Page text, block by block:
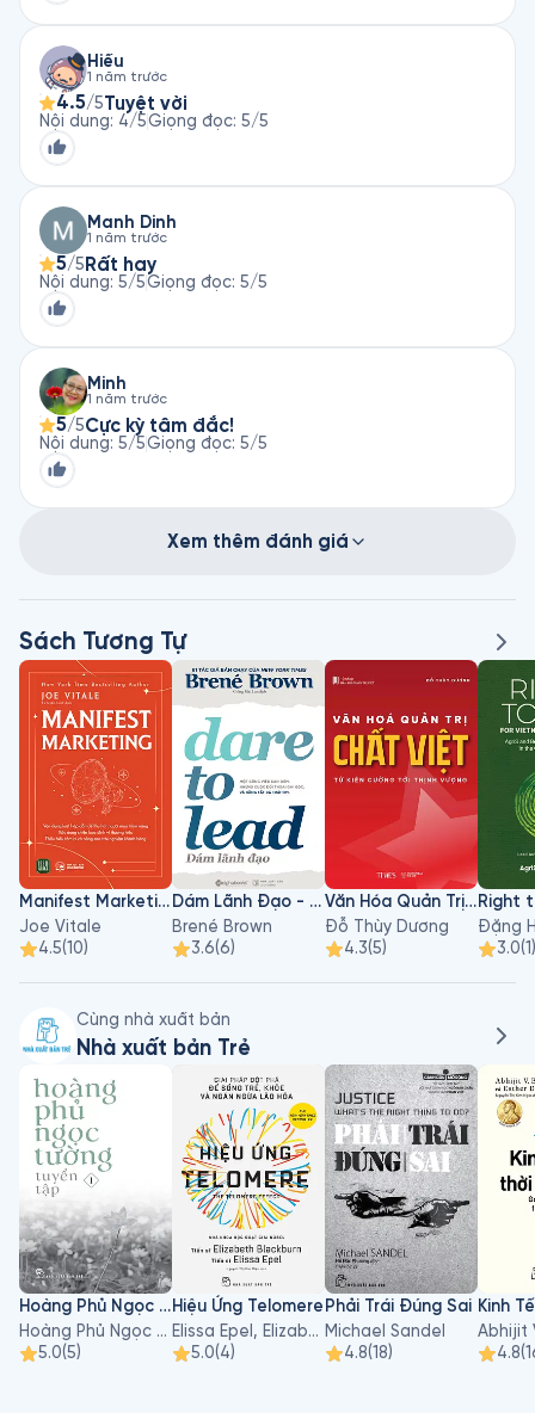
Hiếu
1 năm trước
4.5/5Tuyệt vời
Nội dung: 4/5Giọng đọc: 5/5
Manh Dinh
1 năm trước
5/5 Rất hay
Nội dung: 5/5Giọng đọc: 5/5
Minh
1 năm trước
5/5Cực kỳ tâm đắc!
Nội dung: 5/5Giọng đọc: 5/5
Xem thêm đánh giá
Sách Tương Tự
Manifest Marketing
Joe Vitale
4.5(10)
Dám Lãnh Đạo - Dare To Lead
Brené Brown
3.6(6)
Văn Hóa Quản Trị Chất Việt
Đỗ Thùy Dương
4.3(5)
Đặng
3.0(1)
Cùng nhà xuất bản
Nhà xuất bản Trẻ
Hoàng Phủ Ngọc Tường - Tập 1
Hoàng Phủ Ngọc Tường
5.0(5)
Hiệu Ứng Telomere
Elissa Epel, Elizabeth Blackburn
5.0(4)
Phải Trái Đúng Sai
Michael Sandel
4.8(18) 4.8(